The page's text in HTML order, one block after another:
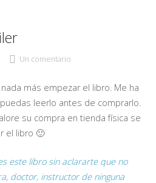
Un comentario
más empezar el libro. Me ha
leerlo antes de comprarlo.
su compra en tienda física se
el libro 🙂
este libro sin aclararte que no
doctor, instructor de ninguna